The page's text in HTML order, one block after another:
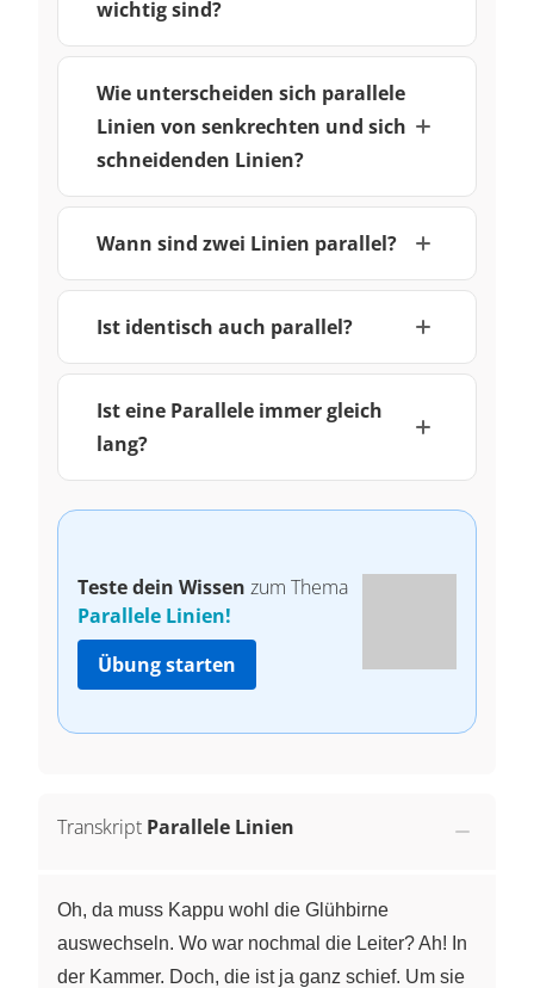
wichtig sind?
Wie unterscheiden sich parallele
Linien von senkrechten und sich
schneidenden Linien?
Wann sind zwei Linien parallel?
Ist identisch auch parallel?
Ist eine Parallele immer gleich
lang?
Teste dein Wissen zum Thema
Parallele Linien!
Übung starten
Transkript Parallele Linien
Oh, da muss Kappu wohl die Glühbirne
auswechseln. Wo war nochmal die Leiter? Ah! In
der Kammer. Doch, die ist ja ganz schief. Um sie